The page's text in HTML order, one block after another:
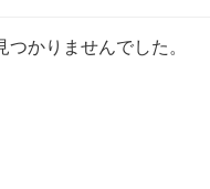
つかりませんでした。